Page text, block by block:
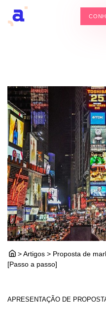
> Artigos > Proposta de
[Passo a passo]
APRESENTAÇÃO DE